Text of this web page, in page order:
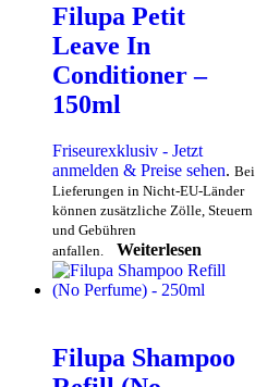
Filupa Petit
Leave In
Conditioner –
150ml
Friseurexklusiv - Jetzt
anmelden & Preise sehen. Bei
Lieferungen in Nicht-EU-Länder
können zusätzliche Zölle, Steuern
und Gebühren
anfallen.
Weiterlesen
Filupa Shampoo